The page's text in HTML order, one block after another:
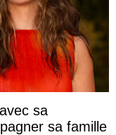
sa
sa famille